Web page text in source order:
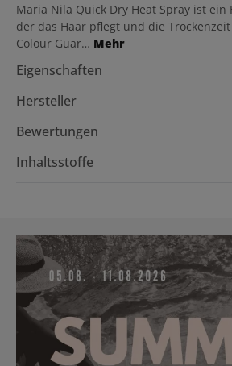
Maria Nila Quick Dry Heat Spray ist ein
der das Haar pflegt und die
Colour Guar… Mehr
Eigenschaften
Hersteller
Bewertungen
Inhaltsstoffe